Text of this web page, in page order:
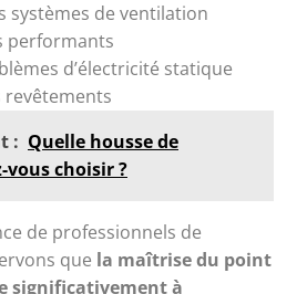
systèmes de ventilation
performants
d’électricité statique
revêtements
: Quelle housse de
vous choisir ?
de professionnels de
que la maîtrise du point
significativement à